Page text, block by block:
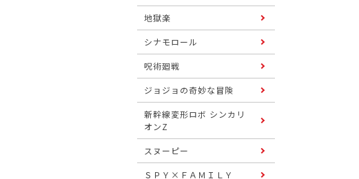
地獄楽
シナモロール
呪術廻戦
ジョジョの奇妙な冒険
新幹線変形ロボ シンカリ
オンZ
スヌーピー
ＳＰＹ×ＦＡＭＩＬＹ